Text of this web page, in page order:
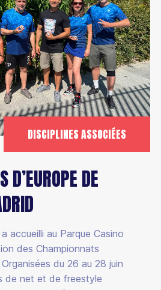
DISCIPLINES ASSOCIÉES
D’EUROPE DE
accueilli au Parque Casino
des Championnats
du 26 au 28 juin
de net et de freestyle